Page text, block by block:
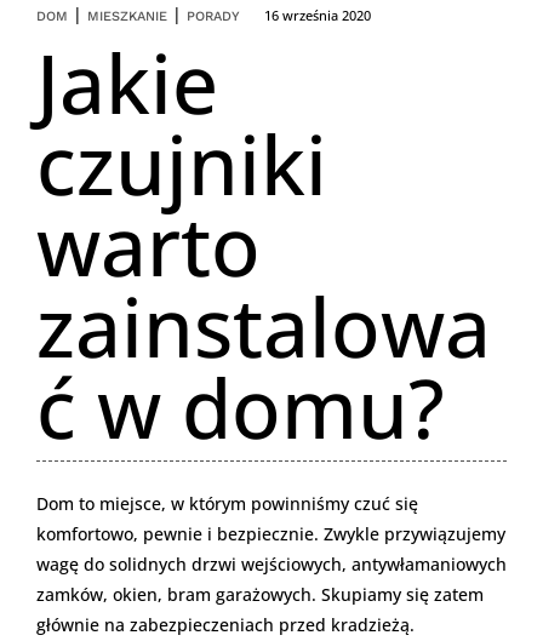
DOM | MIESZKANIE | PORADY 16 września 2020
Jakie
czujniki
warto
zainstalowa
ć w domu?
Dom to miejsce, w którym powinniśmy czuć się
komfortowo, pewnie i bezpiecznie. Zwykle przywiązujemy
wagę do solidnych drzwi wejściowych, antywłamaniowych
zamków, okien, bram garażowych. Skupiamy się zatem
głównie na zabezpieczeniach przed kradzieżą.